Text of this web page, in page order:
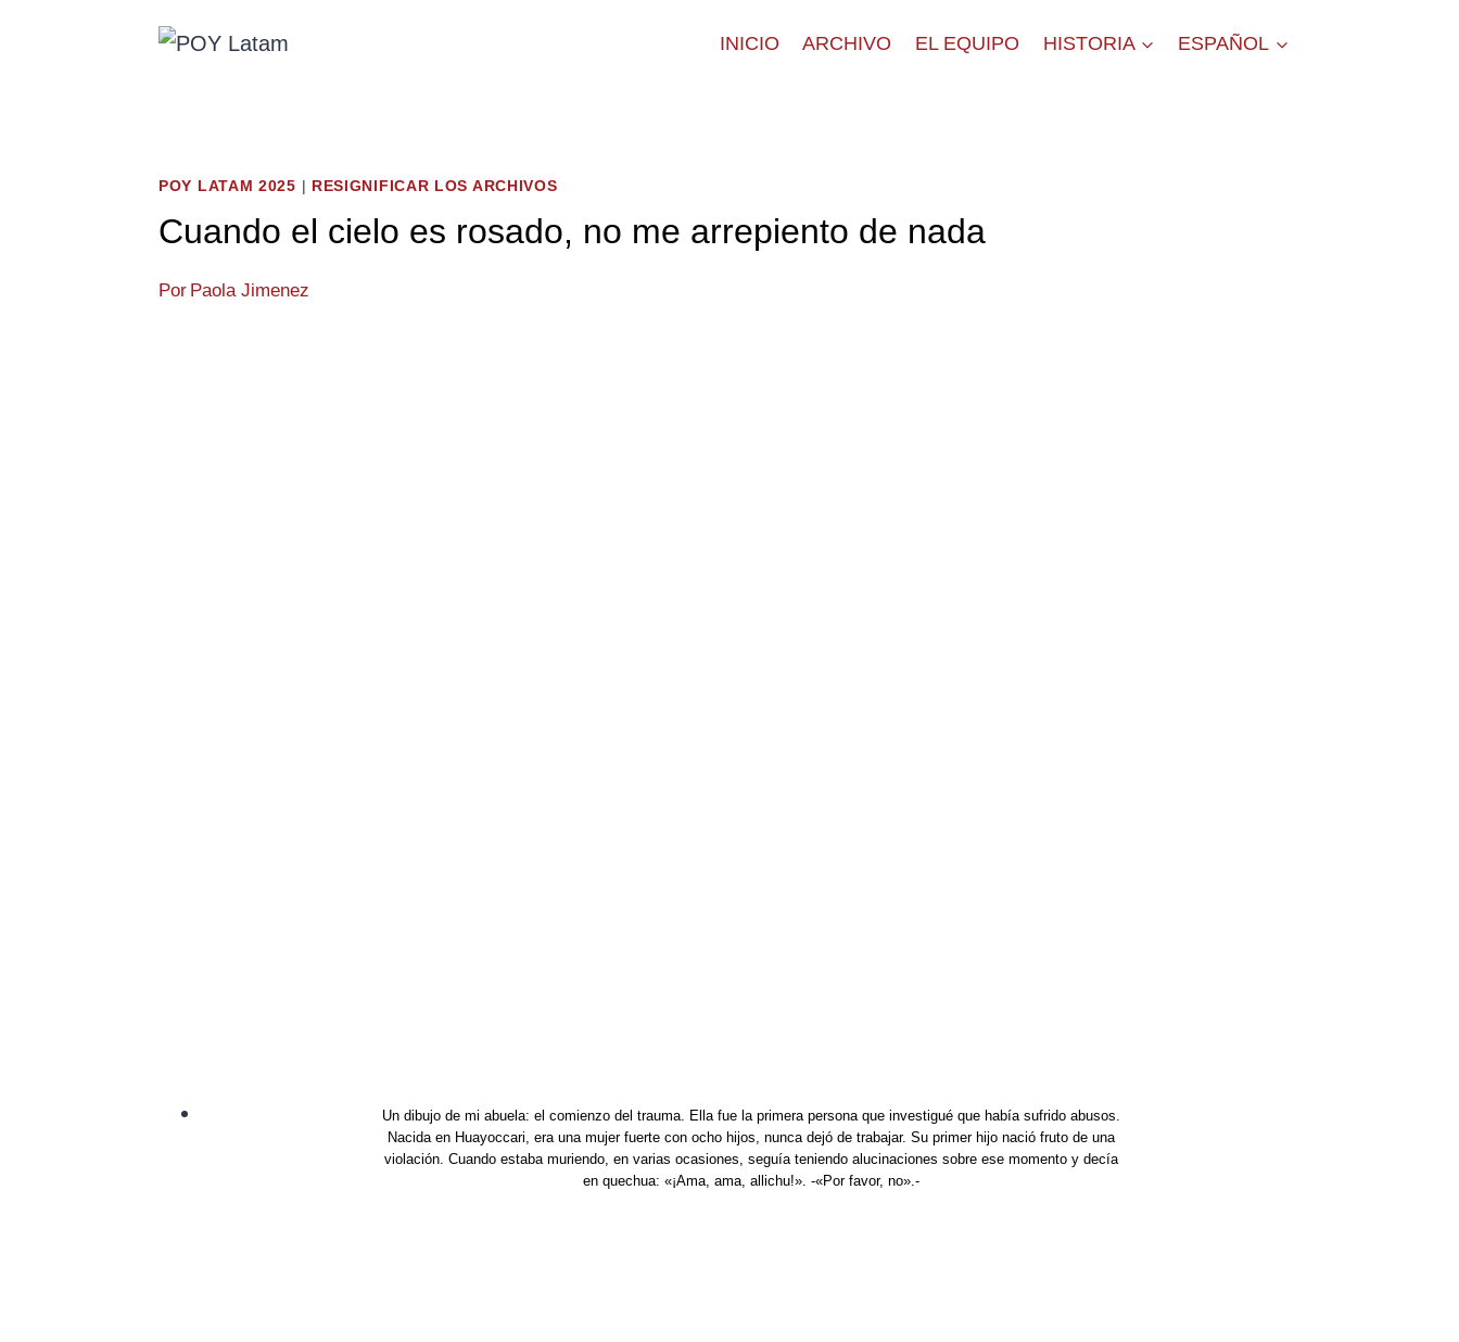
INICIO ARCHIVO EL EQUIPO HISTORIA ESPAÑOL
POY LATAM 2025 | RESIGNIFICAR LOS ARCHIVOS
Cuando el cielo es rosado, no me arrepiento de nada
Por Paola Jimenez
Un dibujo de mi abuela: el comienzo del trauma. Ella fue la primera persona que investigué que había sufrido abusos.
Nacida en Huayoccari, era una mujer fuerte con ocho hijos, nunca dejó de trabajar. Su primer hijo nació fruto de una
violación. Cuando estaba muriendo, en varias ocasiones, seguía teniendo alucinaciones sobre ese momento y decía
en quechua: «¡Ama, ama, allichu!». -«Por favor, no».-